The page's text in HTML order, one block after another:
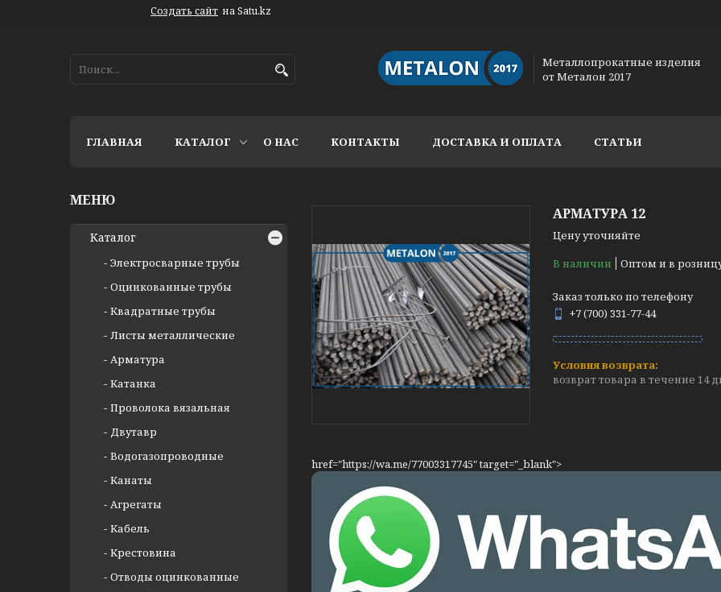
Создать сайт на Satu.kz
Металлопрокатные изделия
от Металон 2017
ГЛАВНАЯ КАТАЛОГ О НАС КОНТАКТЫ ДОСТАВКА И ОПЛАТА СТАТЬИ
АРМАТУРА 12
Цену уточняйте
В наличии
Оптом и в
Заказ только по телефону
+7 (700) 331-77-44
возврат товара в течение 14
href="https://wa.me/77003317745" target="_blank">
Каталог
Электросварные трубы
Оцинкованные трубы
Квадратные трубы
Листы металлические
Арматура
Катанка
Проволока вязальная
Двутавр
Водогазопроводные
Канаты
Агрегаты
Кабель
Крестовина
Отводы оцинкованные